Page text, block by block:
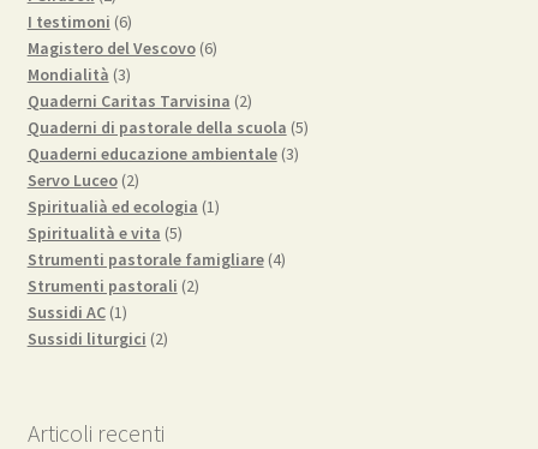
prodotti
I testimoni 66
prodotti
Magistero del Vescovo 66
Mondialità 33
prodotti
Quaderni Caritas Tarvisina 22
prodotti
Quaderni di pastorale della scuola 55
Quaderni educazione ambientale 33
Servo Luceo 22
prodotti
Spiritualià ed ecologia 11
Spiritualità e vita 55
prodotti
Strumenti pastorale famigliare 44
Strumenti pastorali 22
Sussidi AC 11
prodotto
Sussidi liturgici 22
Articoli recenti